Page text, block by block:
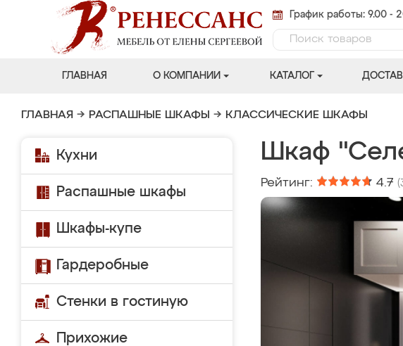
График работы: 9.00 -
ГЛАВНАЯ О КОМПАНИИ КАТАЛОГ
ГЛАВНАЯ → РАСПАШНЫЕ ШКАФЫ → КЛАССИЧЕСКИЕ ШКАФЫ
Кухни
Распашные шкафы
Шкафы-купе
Гардеробные
Стенки в гостиную
Прихожие
Шкаф
Рейтинг: 4.7 (